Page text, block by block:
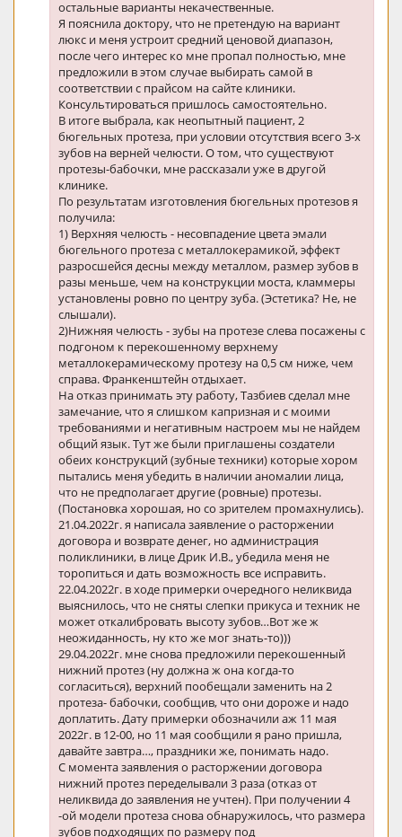
остальные варианты некачественные.
Я пояснила доктору, что не претендую на вариант
люкс и меня устроит средний ценовой диапазон,
после чего интерес ко мне пропал полностью, мне
предложили в этом случае выбирать самой в
соответствии с прайсом на сайте клиники.
Консультироваться пришлось самостоятельно.
В итоге выбрала, как неопытный пациент, 2
бюгельных протеза, при условии отсутствия всего 3-х
зубов на верней челюсти. О том, что существуют
протезы-бабочки, мне рассказали уже в другой
клинике.
По результатам изготовления бюгельных протезов я
получила:
1) Верхняя челюсть - несовпадение цвета эмали
бюгельного протеза с металлокерамикой, эффект
разросшейся десны между металлом, размер зубов в
разы меньше, чем на конструкции моста, кламмеры
установлены ровно по центру зуба. (Эстетика? Не, не
слышали).
2)Нижняя челюсть - зубы на протезе слева посажены с
подгоном к перекошенному верхнему
металлокерамическому протезу на 0,5 см ниже, чем
справа. Франкенштейн отдыхает.
На отказ принимать эту работу, Тазбиев сделал мне
замечание, что я слишком капризная и с моими
требованиями и негативным настроем мы не найдем
общий язык. Тут же были приглашены создатели
обеих конструкций (зубные техники) которые хором
пытались меня убедить в наличии аномалии лица,
что не предполагает другие (ровные) протезы.
(Постановка хорошая, но со зрителем промахнулись).
21.04.2022г. я написала заявление о расторжении
договора и возврате денег, но администрация
поликлиники, в лице Дрик И.В., убедила меня не
торопиться и дать возможность все исправить.
22.04.2022г. в ходе примерки очередного неликвида
выяснилось, что не сняты слепки прикуса и техник не
может откалибровать высоту зубов…Вот же ж
неожиданность, ну кто же мог знать-то)))
29.04.2022г. мне снова предложили перекошенный
нижний протез (ну должна ж она когда-то
согласиться), верхний пообещали заменить на 2
протеза- бабочки, сообщив, что они дороже и надо
доплатить. Дату примерки обозначили аж 11 мая
2022г. в 12-00, но 11 мая сообщили я рано пришла,
давайте завтра…, праздники же, понимать надо.
С момента заявления о расторжении договора
нижний протез переделывали 3 раза (отказ от
неликвида до заявления не учтен). При получении 4
-ой модели протеза снова обнаружилось, что размера
зубов подходящих по размеру под